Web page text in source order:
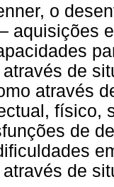
o
aquisições
de
através
físico,
de
de